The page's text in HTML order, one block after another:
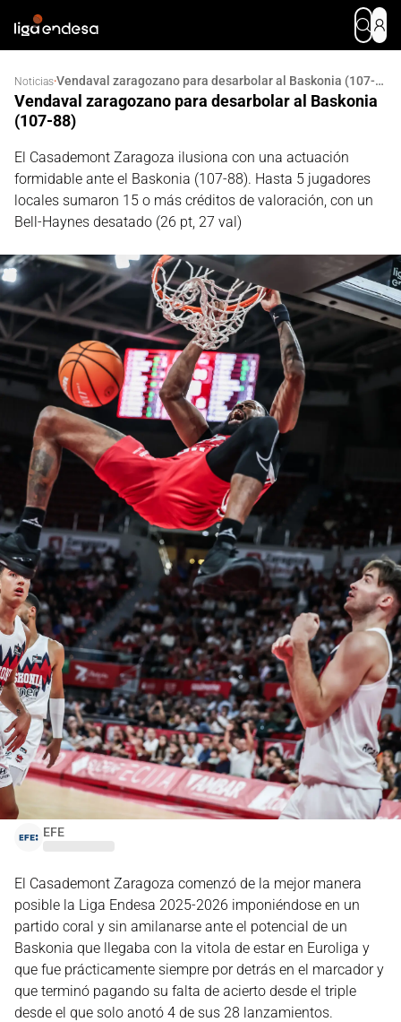
Noticias· Vendaval zaragozano para desarbolar al Baskonia (107-88)
Vendaval zaragozano para desarbolar al Baskonia
(107-88)
El Casademont Zaragoza ilusiona con una actuación
formidable ante el Baskonia (107-88). Hasta 5 jugadores
locales sumaron 15 o más créditos de valoración, con un
Bell-Haynes desatado (26 pt, 27 val)
EFE
El Casademont Zaragoza comenzó de la mejor manera
posible la Liga Endesa 2025-2026 imponiéndose en un
partido coral y sin amilanarse ante el potencial de un
Baskonia que llegaba con la vitola de estar en Euroliga y
que fue prácticamente siempre por detrás en el marcador y
que terminó pagando su falta de acierto desde el triple
desde el que solo anotó 4 de sus 28 lanzamientos.